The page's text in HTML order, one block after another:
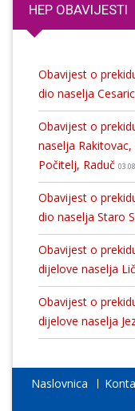
HEP OBAVIJESTI
Obavijest o
dio naselja
Obavijest o
naselja
Počitelj, Raduč
Obavijest o
dio naselja Staro
Obavijest o
dijelove naselja
Obavijest o
dijelove naselja
Naslovnica